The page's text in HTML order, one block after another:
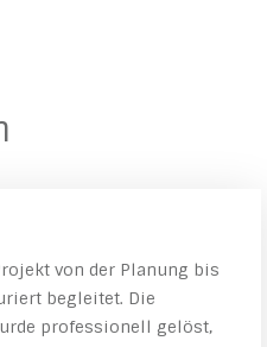
von der Planung bis
begleitet. Die
professionell gelöst,